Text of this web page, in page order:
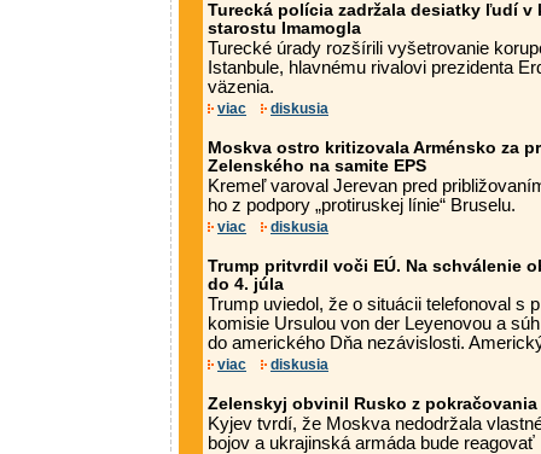
Turecká polícia zadržala desiatky ľudí v
starostu Imamogla
Turecké úrady rozšírili vyšetrovanie
Istanbule, hlavnému rivalovi prezidenta
väzenia.
viac diskusia
Moskva ostro kritizovala Arménsko za
Zelenského na samite EPS
Kremeľ varoval Jerevan pred
ho z podpory „protiruskej línie“ Bruselu.
viac diskusia
Trump pritvrdil voči EÚ. Na schválenie
do 4. júla
Trump uviedol, že o situácii telefonoval s
komisie Ursulou von der Leyenovou a
do amerického Dňa nezávislosti.
viac diskusia
Zelenskyj obvinil Rusko z
Kyjev tvrdí, že Moskva nedodržala
bojov a ukrajinská armáda bude